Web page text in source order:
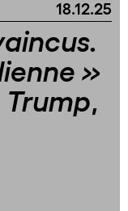
18.12.25
»
,